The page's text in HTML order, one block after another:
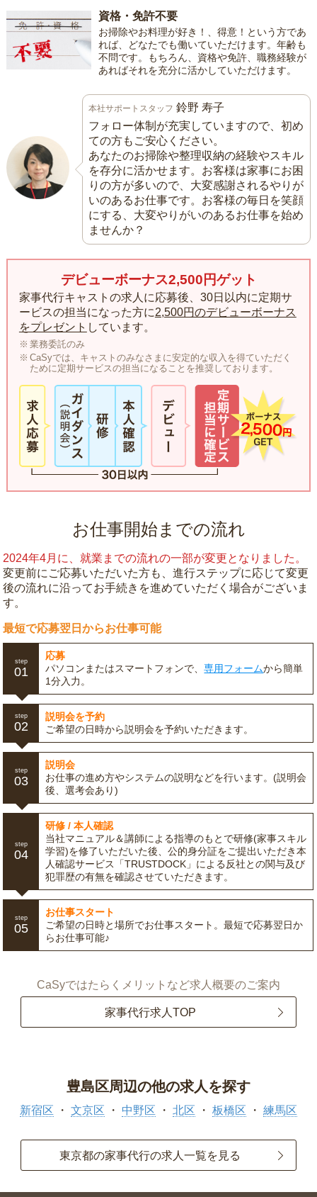
資格・免許不要
お掃除やお料理が好き！、得意！という方であ
れば、どなたでも働いていただけます。年齢も
不問です。もちろん、資格や免許、職務経験が
あればそれを充分に活かしていただけます。
本社サポートスタッフ 鈴野 寿子
フォロー体制が充実していますので、初め
ての方もご安心ください。
あなたのお掃除や整理収納の経験やスキル
を存分に活かせます。お客様は家事にお困
りの方が多いので、大変感謝されるやりが
いのあるお仕事です。お客様の毎日を笑顔
にする、大変やりがいのあるお仕事を始め
ませんか？
デビューボーナス2,500円ゲット
家事代行キャストの求人に応募後、30日以内に定期サ
ービスの担当になった方に2,500円のデビューボーナス
をプレゼント しています。
業務委託のみ
CaSyでは、キャストのみなさまに安定的な収入を得ていただく
ために定期サービスの担当になることを推奨しております。
お仕事開始までの流れ
2024年4月に、就業までの流れの一部が変更となりました。
変更前にご応募いただいた方も、進行ステップに応じて変更
後の流れに沿ってお手続きを進めていただく場合がございま
す。
最短で応募翌日からお仕事可能
step
01
応募
パソコンまたはスマートフォンで、専用フォームから簡単
1分入力。
step
02
説明会を予約
ご希望の日時から説明会を予約いただきます。
step
03
説明会
お仕事の進め方やシステムの説明などを行います。(説明会
後、選考会あり)
step
04
研修 / 本人確認
当社マニュアル＆講師による指導のもとで研修(家事スキル
学習)を修了いただいた後、公的身分証をご提出いただき本
人確認サービス「TRUSTDOCK」による反社との関与及び
犯罪歴の有無を確認させていただきます。
step
05
お仕事スタート
ご希望の日時と場所でお仕事スタート。最短で応募翌日か
らお仕事可能♪
CaSyではたらくメリットなど求人概要のご案内
家事代行求人TOP
豊島区周辺の他の求人を探す
新宿区 文京区 中野区 北区 板橋区 練馬区
東京都の家事代行の求人一覧を見る